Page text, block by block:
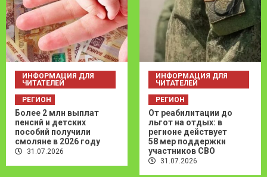
ИНФОРМАЦИЯ ДЛЯ
ЧИТАТЕЛЕЙ
РЕГИОН
Более 2 млн выплат
пенсий и детских
пособий получили
смоляне в 2026 году
31.07.2026
ИНФОРМАЦИЯ ДЛЯ
ЧИТАТЕЛЕЙ
РЕГИОН
От реабилитации до
льгот на отдых: в
регионе действует
58 мер поддержки
участников СВО
31.07.2026